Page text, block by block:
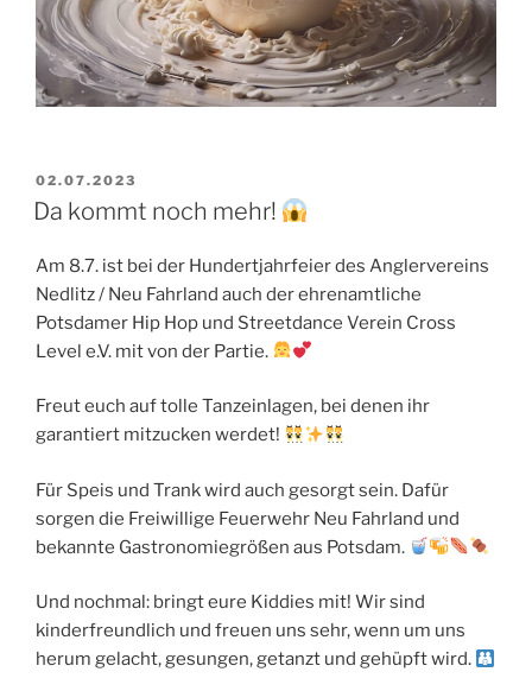
VERÖFFENTLICHT
AM
02.07.2023
Da kommt noch mehr!
Am 8.7. ist bei der Hundertjahrfeier des Anglervereins
Nedlitz / Neu Fahrland auch der ehrenamtliche
Potsdamer Hip Hop und Streetdance Verein Cross
Level e.V. mit von der Partie.
Freut euch auf tolle Tanzeinlagen, bei denen ihr
garantiert mitzucken werdet!
Für Speis und Trank wird auch gesorgt sein. Dafür
sorgen die Freiwillige Feuerwehr Neu Fahrland und
bekannte Gastronomiegrößen aus Potsdam.
Und nochmal: bringt eure Kiddies mit! Wir sind
kinderfreundlich und freuen uns sehr, wenn um uns
herum gelacht, gesungen, getanzt und gehüpft wird.